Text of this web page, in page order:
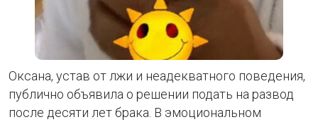
Оксана, устав от лжи и неадекватного поведения,
публично объявила о решении подать на развод
после десяти лет брака. В эмоциональном